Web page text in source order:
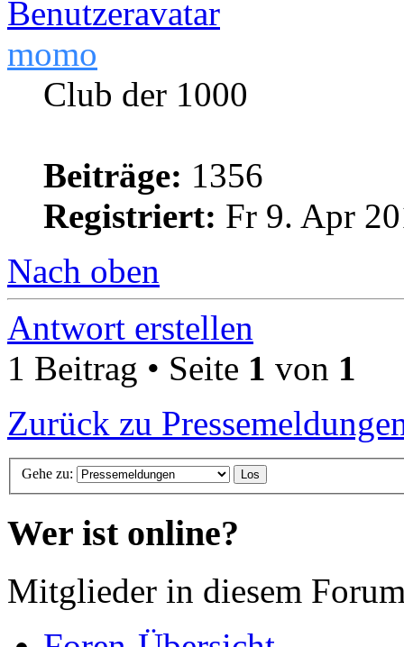
momo
Club der 1000
Beiträge: 1356
Registriert: Fr 9. Apr
Nach oben
Antwort erstellen
1 Beitrag • Seite 1 von 1
Zurück zu
Gehe zu:
Wer ist online?
Mitglieder in diesem